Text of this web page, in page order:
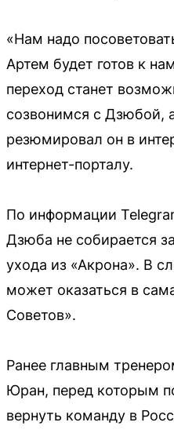
«Нам надо
Артем будет готов к
переход станет
созвонимся с Дзюбой,
резюмировал он в
интернет-порталу.
По информации
Дзюба не собирается
ухода из «Акрона». В
может оказаться в
Советов».
Ранее главным
Юран, перед которым
вернуть команду в